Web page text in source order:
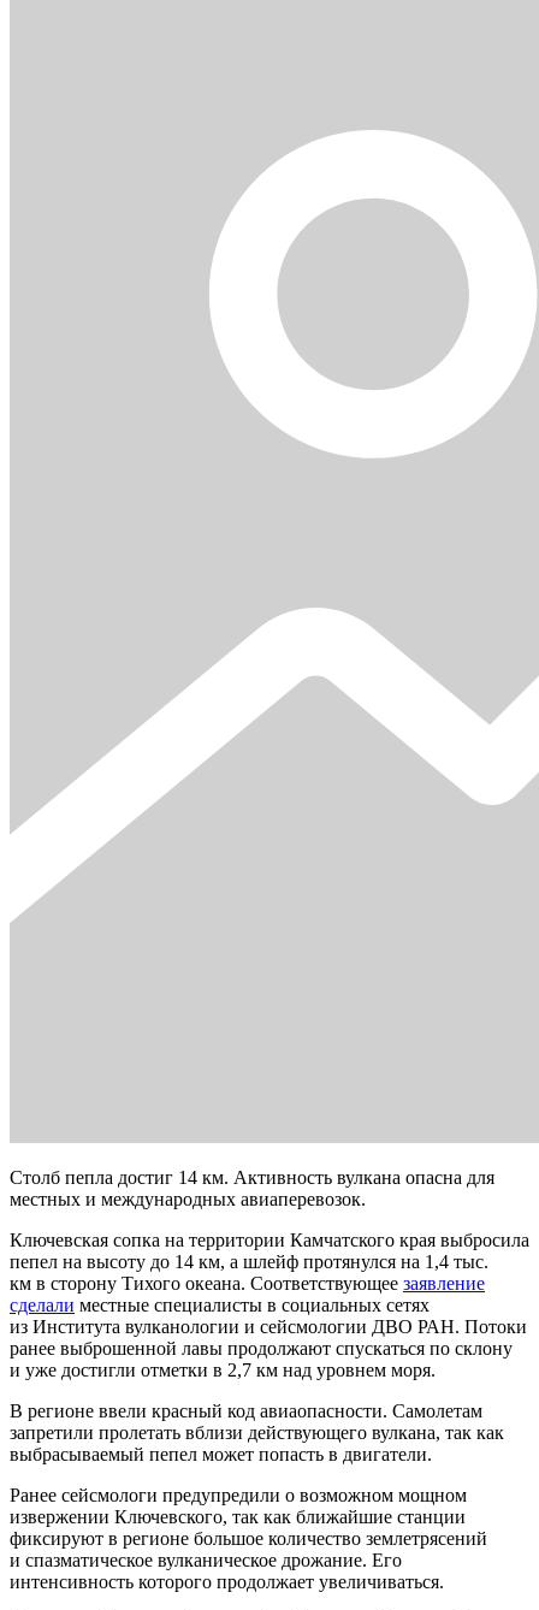
Столб пепла достиг 14 км. Активность вулкана опасна для
местных и международных авиаперевозок.
Ключевская сопка на территории Камчатского края выбросила
пепел на высоту до 14 км, а шлейф протянулся на 1,4 тыс.
км в сторону Тихого океана. Соответствующее заявление
сделали местные специалисты в социальных сетях
из Института вулканологии и сейсмологии ДВО РАН. Потоки
ранее выброшенной лавы продолжают спускаться по склону
и уже достигли отметки в 2,7 км над уровнем моря.
В регионе ввели красный код авиаопасности. Самолетам
запретили пролетать вблизи действующего вулкана, так как
выбрасываемый пепел может попасть в двигатели.
Ранее сейсмологи предупредили о возможном мощном
извержении Ключевского, так как ближайшие станции
фиксируют в регионе большое количество землетрясений
и спазматическое вулканическое дрожание. Его
интенсивность которого продолжает увеличиваться.